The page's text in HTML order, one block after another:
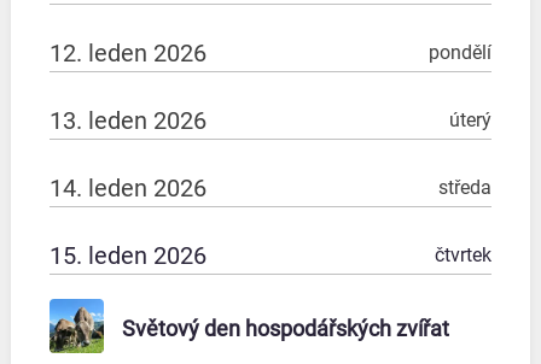
12. leden 2026 pondělí
13. leden 2026 úterý
14. leden 2026 středa
15. leden 2026 čtvrtek
Světový den hospodářských zvířat